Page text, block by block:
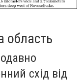
область
схід від